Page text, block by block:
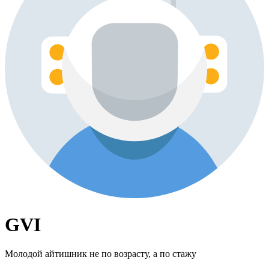
GVI
Молодой айтишник не по возрасту, а по стажу